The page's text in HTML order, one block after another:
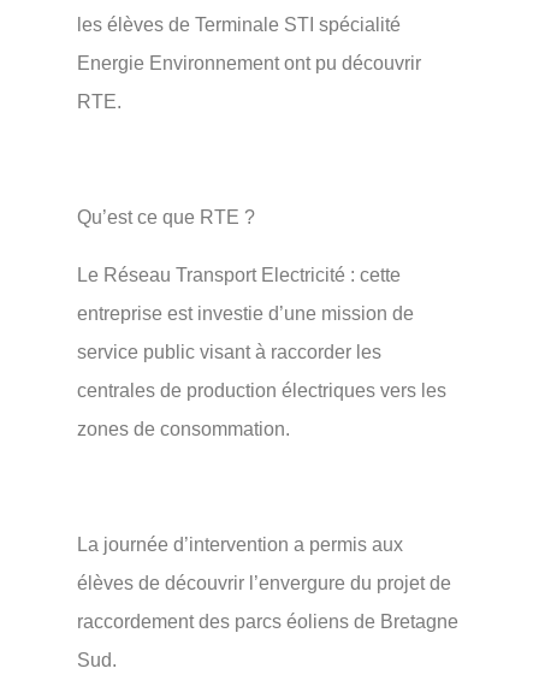
les élèves de Terminale STI spécialité
Energie Environnement ont pu découvrir
RTE.
Qu’est ce que RTE ?
Le Réseau Transport Electricité : cette
entreprise est investie d’une mission de
service public visant à raccorder les
centrales de production électriques vers les
zones de consommation.
La journée d’intervention a permis aux
élèves de découvrir l’envergure du projet de
raccordement des parcs éoliens de Bretagne
Sud.